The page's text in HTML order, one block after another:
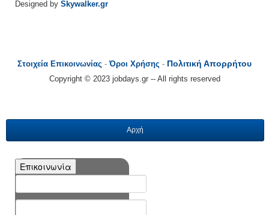
Designed by Skywalker.gr
Στοιχεία Επικοινωνίας -Όροι Χρήσης - Πολιτική Απορρήτου
Copyright © 2023 jobdays.gr -- All rights reserved
Αρχή